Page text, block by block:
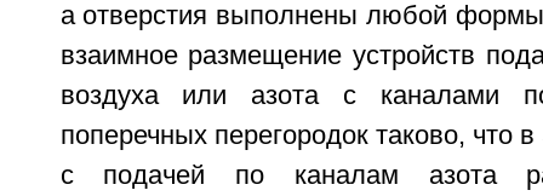
а отверстия выполнены любой
взаимное размещение устройств
воздуха или азота с каналами
поперечных перегородок таково, что
с подачей по каналам азота